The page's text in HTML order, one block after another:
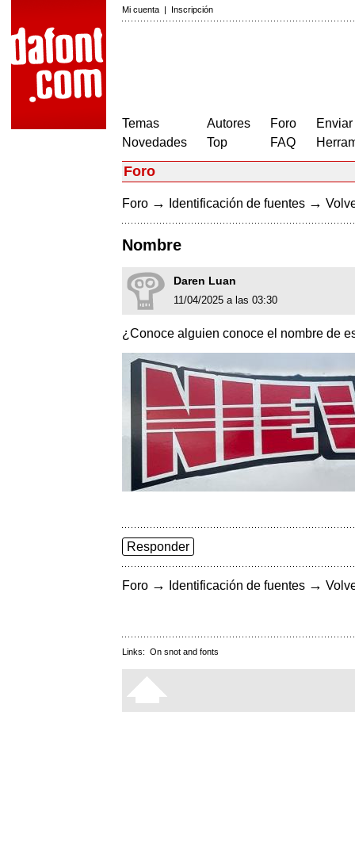
Mi cuenta | Inscripción
Temas
Novedades
Autores
Top
Foro
FAQ
Foro
Foro → Identificación de fuentes →
Nombre
Daren Luan
11/04/2025 a las 03:30
¿Conoce alguien conoce el nombre de
Responder
Foro → Identificación de fuentes →
Links: On snot and fonts